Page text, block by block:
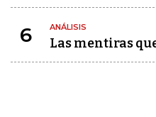
6 ANÁLISIS
Las mentiras